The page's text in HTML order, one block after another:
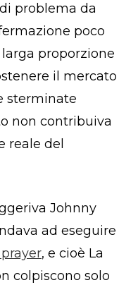
problema da
poco
proporzione
il mercato
sterminate
non contribuiva
reale del
Johnny
ad eseguire
prayer, e cioè La
colpiscono solo